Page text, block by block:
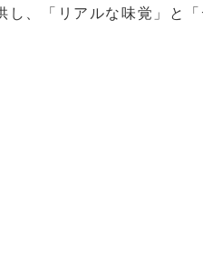
、「リアルな味覚」と